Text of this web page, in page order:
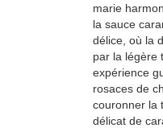
marie
la sauce
délice, où la
par la légère
expérience
rosaces de
couronner la
délicat de